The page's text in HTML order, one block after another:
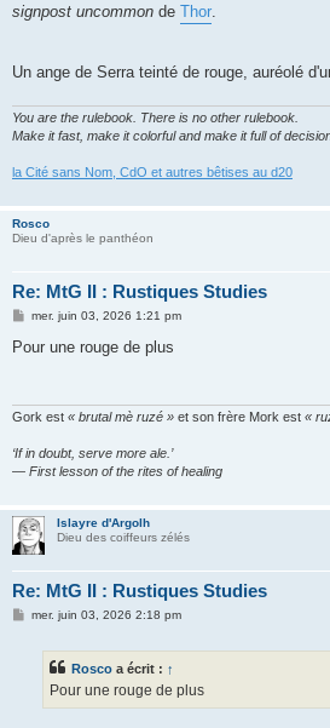
signpost uncommon de Thor.
Un ange de Serra teinté de rouge, auréolé
You are the rulebook. There is no other rulebook.
Make it fast, make it colorful and make it full of
la Cité sans Nom, CdO et autres bêtises au d20
Rosco
Dieu d'après le panthéon
Re: MtG II : Rustiques Studies
M
s
mer. juin 03, 2026 1:21 pm
Pour une rouge de plus
Gork est « brutal mè ruzé » et son frère Mork est «
‘If in doubt, serve more ale.’
— First lesson of the rites of healing
Islayre d'Argolh
Dieu des coiffeurs zélés
Re: MtG II : Rustiques Studies
Mmer. juin 03, 2026 2:18 pm
Rosco a écrit : ↑
Pour une rouge de plus